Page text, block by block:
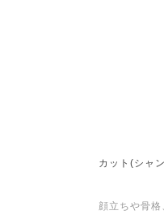
カット(シャ
顔立ちや骨